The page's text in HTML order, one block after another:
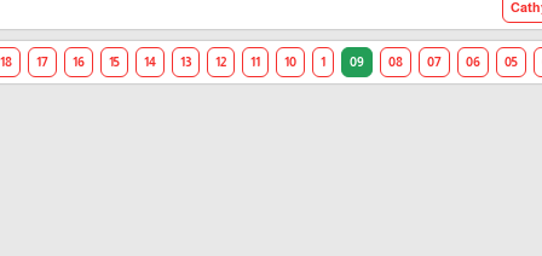
05
06
07
08
09
1
10
11
12
13
14
15
16
17
18